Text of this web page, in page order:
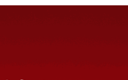
を活用するポイント5つ
トを利用する